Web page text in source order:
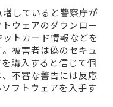
していると警察庁が
ウェアのダウンロー
トカード情報などを
被害者は偽のセキュ
購入すると信じて個
不審な警告には反応
フトウェアを入手す